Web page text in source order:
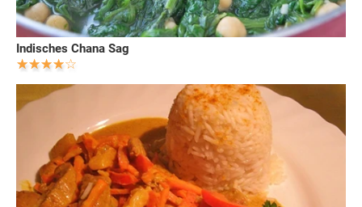
Indisches Chana Sag